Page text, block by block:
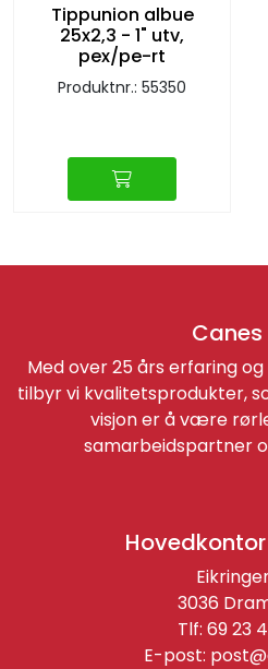
Tippunion albue
25x2,3 - 1" utv,
pex/pe-rt
Produktnr.: 55350
Canes
Med over 25 års erfaring
tilbyr vi kvalitetsprodukter,
visjon er å være
samarbeidspartner
3036
Tlf: 69 23
E-post: